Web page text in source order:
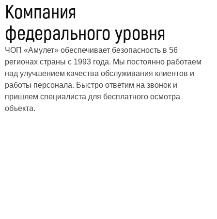
Компания
федерального уровня
ЧОП «Амулет» обеспечивает безопасность в 56
регионах страны с 1993 года. Мы постоянно работаем
над улучшением качества обслуживания клиентов и
работы персонала. Быстро ответим на звонок и
пришлем специалиста для бесплатного осмотра
объекта.